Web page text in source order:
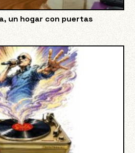
un hogar con puertas